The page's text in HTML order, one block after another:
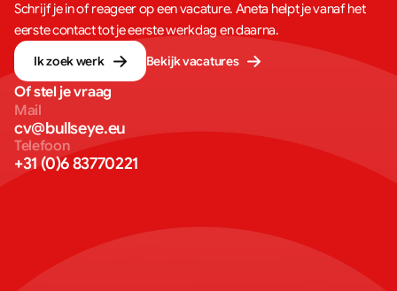
Schrijf je in of reageer op een vacature. Aneta helpt je vanaf het
eerste contact tot je eerste werkdag en daarna.
Ik zoek werk
Bekijk vacatures
Of stel je vraag
Mail
cv@bullseye.eu
Telefoon
+31 (0)6 83770221